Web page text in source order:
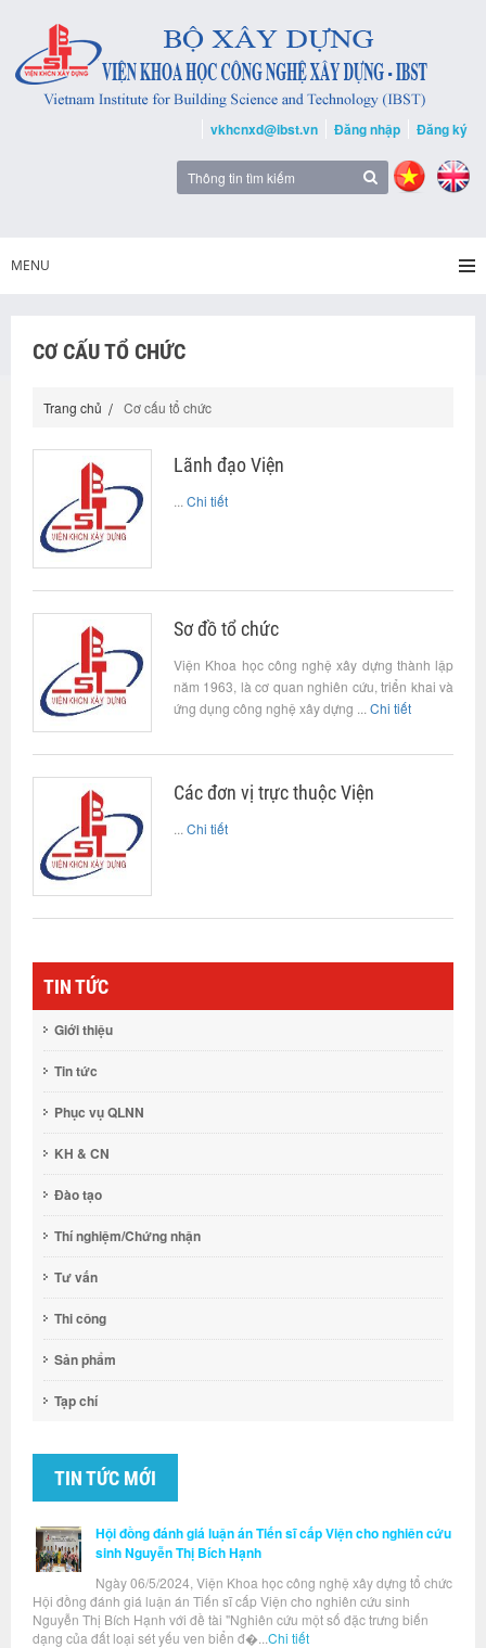
vkhcnxd@ibst.vn Đăng nhập Đăng ký
MENU
CƠ CẤU TỔ CHỨC
Trang chủ Cơ cấu tổ chức
Lãnh đạo Viện
... Chi tiết
Sơ đồ tổ chức
Viện Khoa học công nghệ xây dựng thành lập
năm 1963, là cơ quan nghiên cứu, triển khai và
ứng dụng công nghệ xây dựng ... Chi tiết
Các đơn vị trực thuộc Viện
... Chi tiết
TIN TỨC
Giới thiệu
Tin tức
Phục vụ QLNN
KH & CN
Đào tạo
Thí nghiệm/Chứng nhận
Tư vấn
Thi công
Sản phẩm
Tạp chí
TIN TỨC MỚI
Hội đồng đánh giá luận án Tiến sĩ cấp Viện cho nghiên cứu
sinh Nguyễn Thị Bích Hạnh
Ngày 06/5/2024, Viện Khoa học công nghệ xây dựng tổ chức
Hội đồng đánh giá luận án Tiến sĩ cấp Viện cho nghiên cứu sinh
Nguyễn Thị Bích Hạnh với đề tài "Nghiên cứu một số đặc trưng biến
dạng của đất loại sét yếu ven biển đ�... Chi tiết